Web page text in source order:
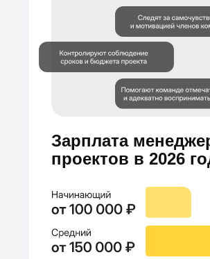
Зарплата
проектов в 2026